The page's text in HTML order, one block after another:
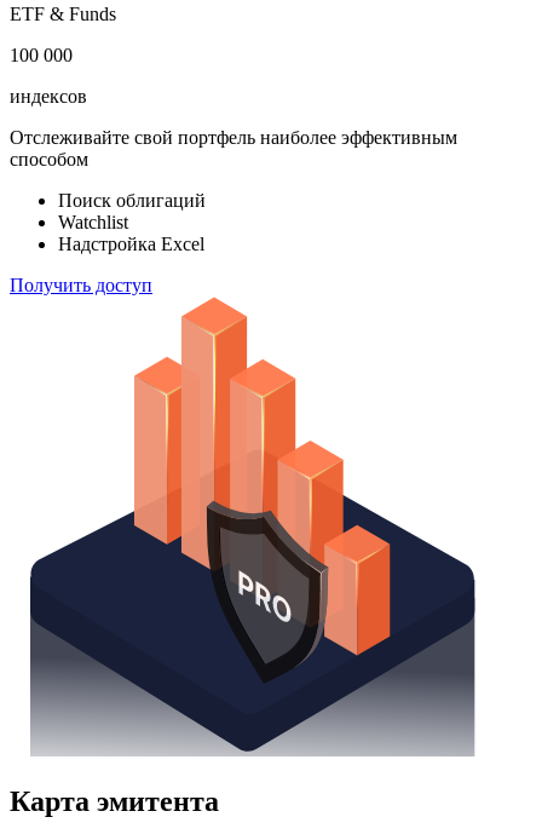
ETF & Funds
100 000
индексов
Отслеживайте свой портфель наиболее эффективным
способом
Поиск облигаций
Watchlist
Надстройка Excel
Получить доступ
Карта эмитента